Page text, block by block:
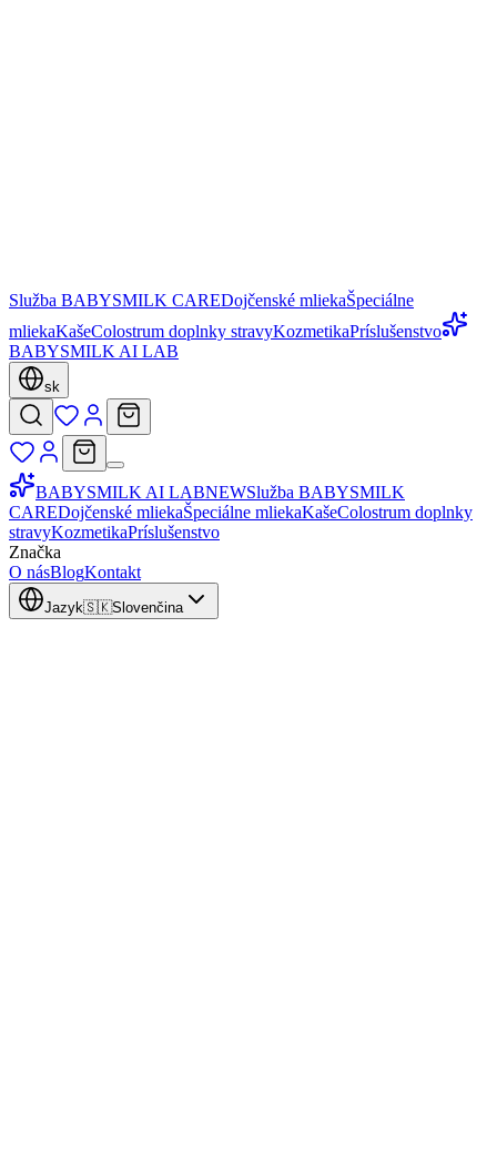
Služba BABYSMILK CAREDojčenské mliekaŠpeciálne
mliekaKašeColostrum doplnky stravyKozmetikaPríslušenstvo
BABYSMILK AI LAB
sk
BABYSMILK AI LABNEWSlužba BABYSMILK
CAREDojčenské mliekaŠpeciálne mliekaKašeColostrum doplnky
stravyKozmetikaPríslušenstvo
Značka
O násBlogKontakt
Jazyk🇸🇰Slovenčina